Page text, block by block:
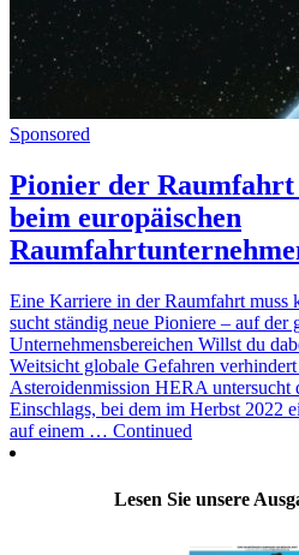
Sponsored
Pionier der
beim europäischen
Eine Karriere in der Raumfahrt muss
sucht ständig neue Pioniere – auf der
Unternehmensbereichen Willst du
Weitsicht globale Gefahren
Asteroidenmission HERA
Einschlags, bei dem im Herbst 2022
auf einem … Continued
Lesen Sie unsere